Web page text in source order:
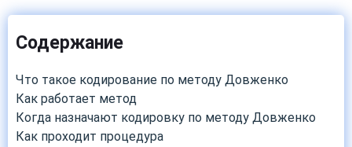
Содержание
Что такое кодирование по методу Довженко
Как работает метод
Когда назначают кодировку по методу Довженко
Как проходит процедура